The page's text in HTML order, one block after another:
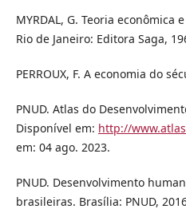
MYRDAL, G. Teoria econômica
Rio de Janeiro: Editora Saga,
PERROUX, F. A economia do
PNUD. Atlas do
Disponível em: http://
em: 04 ago. 2023.
PNUD. Desenvolvimento
brasileiras. Brasília: PNUD,